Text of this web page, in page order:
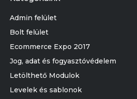
Admin felület
Bolt felület
Ecommerce Expo 2017
Jog, adat és fogyasztóvédelem
Letölthető Modulok
Levelek és sablonok